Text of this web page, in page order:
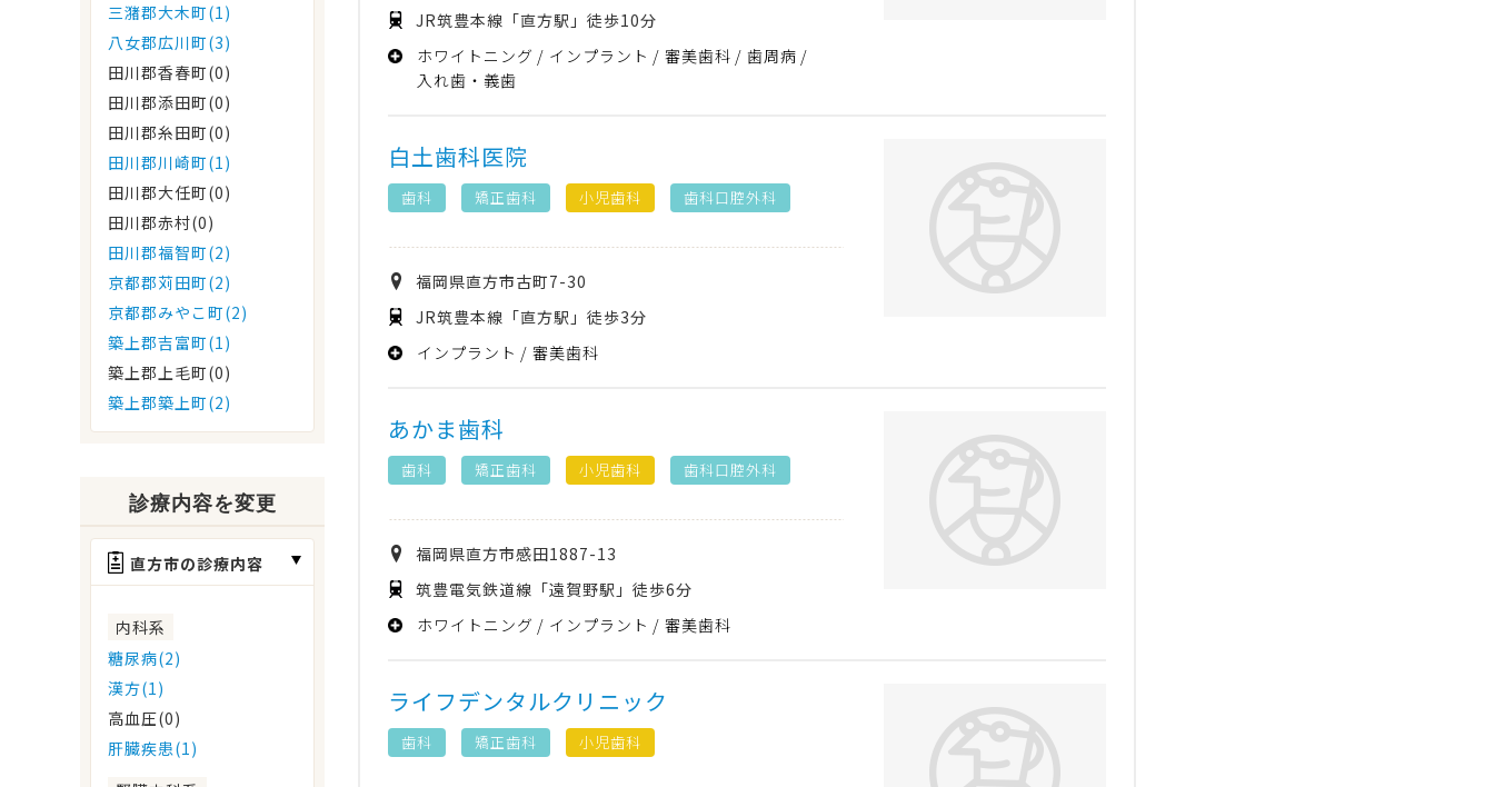
三潴郡大木町(1)
八女郡広川町(3)
田川郡香春町(0)
田川郡添田町(0)
田川郡糸田町(0)
田川郡川崎町(1)
田川郡大任町(0)
田川郡赤村(0)
田川郡福智町(2)
京都郡苅田町(2)
京都郡みやこ町(2)
築上郡吉富町(1)
築上郡上毛町(0)
築上郡築上町(2)
診療内容を変更
直方市の診療内容
内科系
糖尿病(2)
漢方(1)
高血圧(0)
肝臓疾患(1)
JR筑豊本線「直方駅」徒歩10分
ホワイトニング
インプラント 審美歯科
歯周病
入れ歯・義歯
白土歯科医院
歯科 矯正歯科 小児歯科 歯科口腔外科
福岡県直方市古町7-30
JR筑豊本線「直方駅」徒歩3分
インプラント
審美歯科
あかま歯科
歯科 矯正歯科 小児歯科 歯科口腔外科
福岡県直方市感田1887-13
筑豊電気鉄道線「遠賀野駅」徒歩6分
ホワイトニング
インプラント 審美歯科
ライフデンタルクリニック
歯科 矯正歯科 小児歯科